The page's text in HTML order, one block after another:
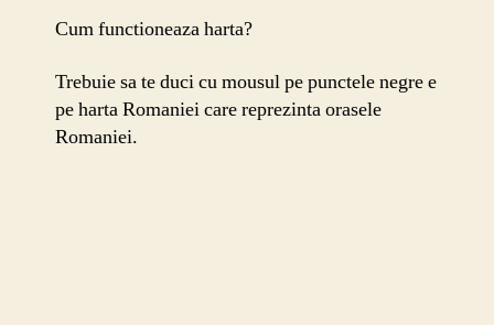
Cum functioneaza harta?
Trebuie sa te duci cu mousul pe punctele negre e
pe harta Romaniei care reprezinta orasele
Romaniei.